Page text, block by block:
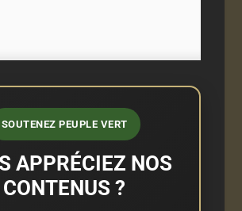
SOUTENEZ PEUPLE VERT
APPRÉCIEZ NOS
CONTENUS ?